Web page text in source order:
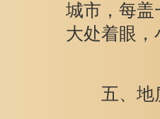
城市，每盖
大处着眼
五、地质